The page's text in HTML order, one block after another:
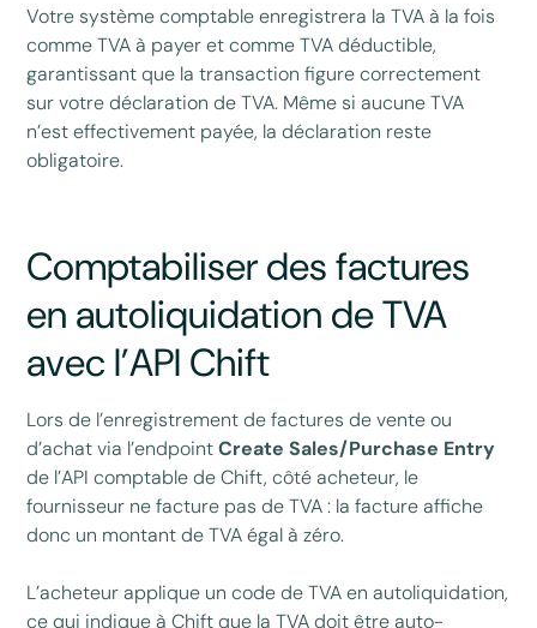
Votre système comptable enregistrera la TVA à la fois
comme TVA à payer et comme TVA déductible,
garantissant que la transaction figure correctement
sur votre déclaration de TVA. Même si aucune TVA
n’est effectivement payée, la déclaration reste
obligatoire.
Comptabiliser des factures
en autoliquidation de TVA
avec l’API Chift
Lors de l’enregistrement de factures de vente ou
d’achat via l’endpointCreate Sales/Purchase Entry
de l’API comptable de Chift, côté acheteur, le
fournisseur ne facture pas de TVA : la facture affiche
donc un montant de TVA égal à zéro.
L’acheteur applique un code de TVA en autoliquidation,
ce qui indique à Chift que la TVA doit être auto-